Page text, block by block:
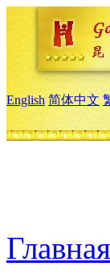
English 简体中文
Главная